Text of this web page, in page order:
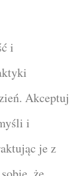
i
Akceptuj
i
je z